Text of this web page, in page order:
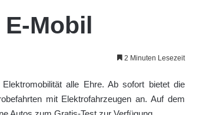
Mobil
2 Minuten Lesezeit
alle Ehre. Ab sofort bietet die
mit Elektrofahrzeugen an. Auf dem